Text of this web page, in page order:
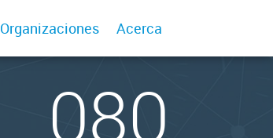
Organizaciones Acerca
080